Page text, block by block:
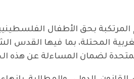
المرتكبة بحق الأطفال
المحتلة، بما فيها القدس
لضمان المساءلة عن هذه